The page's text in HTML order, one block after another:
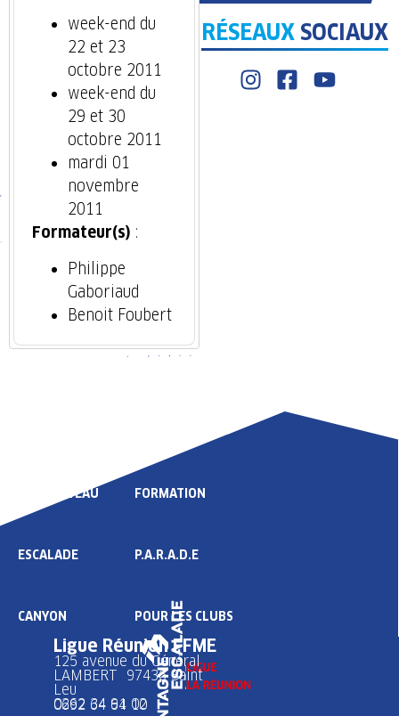
week-end du
22 et 23
octobre 2011
week-end du
29 et 30
octobre 2011
mardi 01
novembre
2011
Formateur(s) :
Philippe
Gaboriaud
Benoit Foubert
RÉSEAUX SOCIAUX
HAUT NIVEAU
ESCALADE
CANYON
FORMATION
P.A.R.A.D.E
POUR LES CLUBS
Ligue Réunion FFME
125 avenue du Général
LAMBERT 97436 Saint
Leu
0262 34 91 02
0692 64 64 10